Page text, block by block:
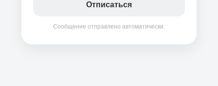
Отписаться
Сообщение отправлено автоматически.